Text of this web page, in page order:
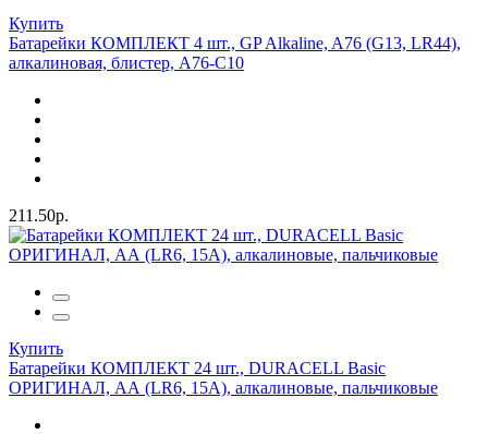
Купить
Батарейки КОМПЛЕКТ 4 шт., GP Alkaline, A76 (G13, LR44),
алкалиновая, блистер, A76-С10
211.50р.
Купить
Батарейки КОМПЛЕКТ 24 шт., DURACELL Basic
ОРИГИНАЛ, АА (LR6, 15А), алкалиновые, пальчиковые